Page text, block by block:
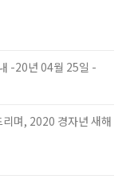
-20년 04월 25일 -
며, 2020 경자년 새해